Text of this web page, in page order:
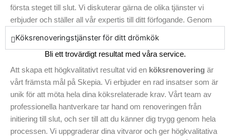
första steget till slut. Vi diskuterar gärna de olika tjänster vi
erbjuder och ställer all vår expertis till ditt förfogande. Genom
utförs med noggrannhet och högsta kvalitet.
Köksrenoveringarkan vara en stor förändring, men vi är här
för att göra processen smidig och friktionsfri för dig. Oavsett
om du planerar ett komplett projekt, vill vi hjälpa dig att uppnå
dina mål. Så tveka inte,kontaktaoss idag för ett skräddarsytt
prisförslag och upplev skillnaden med erfarenköksrenovering
i Svenljunga Kommun.
Köksrenoveringstjänster för ditt drömkök
Bli ett trovärdigt resultat med våra service.
Att skapa ett högkvalitativt resultat vid en köksrenovering är
vårt främsta mål på Skepia. Vi erbjuder en rad insatser som är
unik för att möta hela dina köksrelaterade krav. Vårt team av
professionella hantverkare tar hand om renoveringen från
initiering till slut, och ser till att du känner dig trygg genom hela
processen. Vi uppgraderar dina vitvaror och ger högkvalitativa